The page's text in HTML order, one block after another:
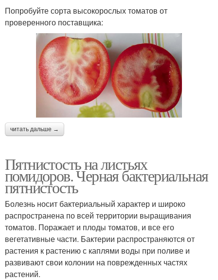
Попробуйте сорта высокорослых томатов от
проверенного поставщика:
читать дальше →
Пятнистость на листьях
помидоров. Черная бактериальная
пятнистость
Болезнь носит бактериальный характер и широко
распространена по всей территории выращивания
томатов. Поражает и плоды томатов, и все его
вегетативные части. Бактерии распространяются от
растения к растению с каплями воды при поливе и
развивают свои колонии на поврежденных частях
растений.